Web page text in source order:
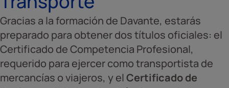
Gracias a la formación de Davante, estarás
preparado para obtener dos títulos oficiales: el
Certificado de Competencia Profesional,
requerido para ejercer como transportista de
mercancías o viajeros, y elCertificado de